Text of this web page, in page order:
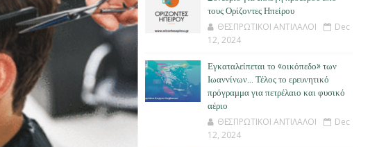
τους Ορίζοντες Ηπείρου
ΘΕΣΠΡΩΤΙΚΟΙ ΑΝΤΙΛΑΛΟΙ
Dec
12, 2024
Εγκαταλείπεται το «οικόπεδο» των
Ιωαννίνων… Τέλος το ερευνητικό
πρόγραμμα για πετρέλαιο και φυσικό
αέριο
ΘΕΣΠΡΩΤΙΚΟΙ ΑΝΤΙΛΑΛΟΙ
Dec
12, 2024